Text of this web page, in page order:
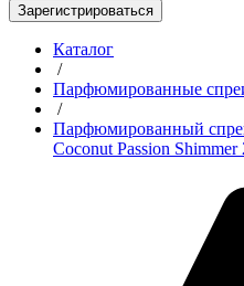
Зарегистрироваться
Каталог
/
Парфюмированные
/
Парфюмированный
Coconut Passion Shimmer